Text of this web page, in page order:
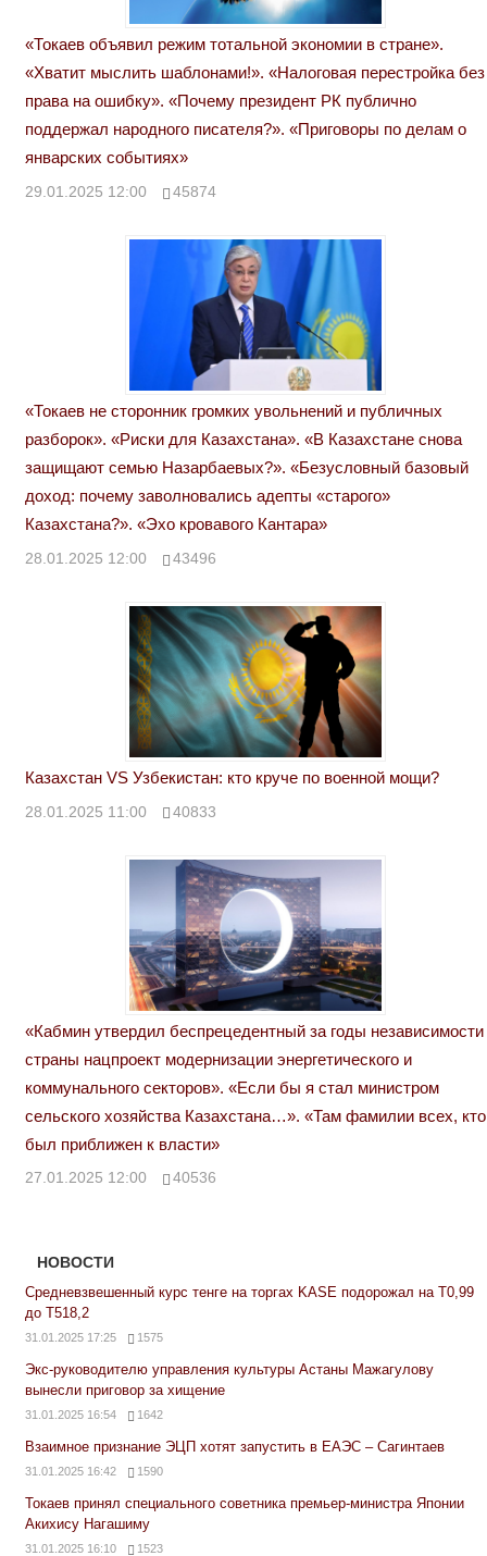
«Токаев объявил режим тотальной экономии в стране».
«Хватит мыслить шаблонами!». «Налоговая перестройка без
права на ошибку». «Почему президент РК публично
поддержал народного писателя?». «Приговоры по делам о
январских событиях»
29.01.2025 12:00 45874
«Токаев не сторонник громких увольнений и публичных
разборок». «Риски для Казахстана». «В Казахстане снова
защищают семью Назарбаевых?». «Безусловный базовый
доход: почему заволновались адепты «старого»
Казахстана?». «Эхо кровавого Кантара»
28.01.2025 12:00 43496
Казахстан VS Узбекистан: кто круче по военной мощи?
28.01.2025 11:00 40833
«Кабмин утвердил беспрецедентный за годы независимости
страны нацпроект модернизации энергетического и
коммунального секторов». «Если бы я стал министром
сельского хозяйства Казахстана…». «Там фамилии всех, кто
был приближен к власти»
27.01.2025 12:00 40536
НОВОСТИ
Средневзвешенный курс тенге на торгах KASE подорожал на Т0,99
до Т518,2
31.01.2025 17:25 1575
Экс-руководителю управления культуры Астаны Мажагулову
вынесли приговор за хищение
31.01.2025 16:54 1642
Взаимное признание ЭЦП хотят запустить в ЕАЭС – Сагинтаев
31.01.2025 16:42 1590
Токаев принял специального советника премьер-министра Японии
Акихису Нагашиму
31.01.2025 16:10 1523